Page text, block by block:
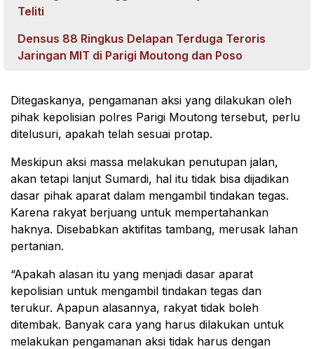
Teliti
Densus 88 Ringkus Delapan Terduga Teroris
Jaringan MIT di Parigi Moutong dan Poso
Ditegaskanya, pengamanan aksi yang dilakukan oleh
pihak kepolisian polres Parigi Moutong tersebut, perlu
ditelusuri, apakah telah sesuai protap.
Meskipun aksi massa melakukan penutupan jalan,
akan tetapi lanjut Sumardi, hal itu tidak bisa dijadikan
dasar pihak aparat dalam mengambil tindakan tegas.
Karena rakyat berjuang untuk mempertahankan
haknya. Disebabkan aktifitas tambang, merusak lahan
pertanian.
“Apakah alasan itu yang menjadi dasar aparat
kepolisian untuk mengambil tindakan tegas dan
terukur. Apapun alasannya, rakyat tidak boleh
ditembak. Banyak cara yang harus dilakukan untuk
melakukan pengamanan aksi tidak harus dengan